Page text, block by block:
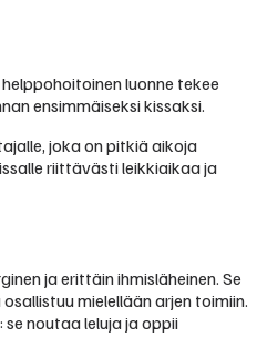
luonne tekee
ensimmäiseksi kissaksi.
joka on pitkiä aikoja
riittävästi leikkiaikaa ja
ja erittäin ihmisläheinen. Se
mielellään arjen toimiin.
noutaa leluja ja oppii